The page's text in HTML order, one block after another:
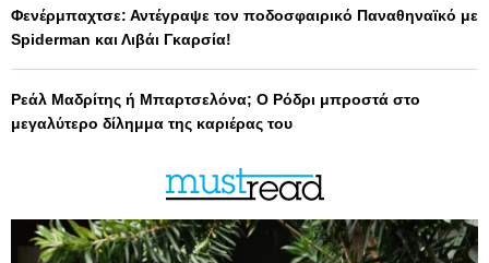
Φενέρμπαχτσε: Αντέγραψε τον ποδοσφαιρικό Παναθηναϊκό με
Spiderman και Λιβάι Γκαρσία!
Ρεάλ Μαδρίτης ή Μπαρτσελόνα; Ο Ρόδρι μπροστά στο
μεγαλύτερο δίλημμα της καριέρας του